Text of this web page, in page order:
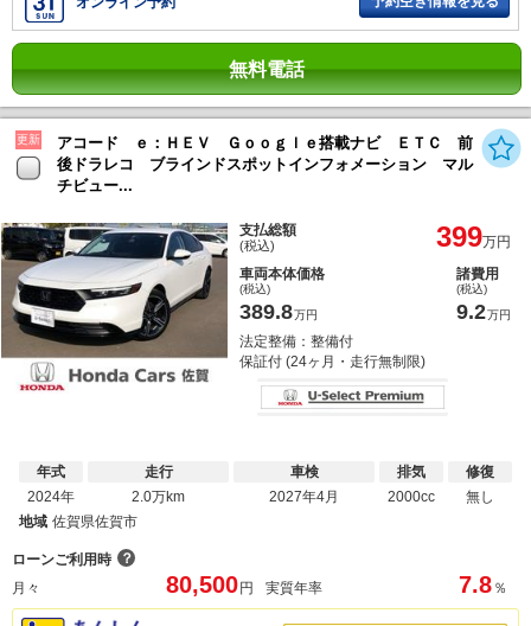
無料電話
更新
アコード ｅ：ＨＥＶ Ｇｏｏｇｌｅ搭載ナビ ＥＴＣ 前
後ドラレコ ブラインドスポットインフォメーション マル
チビュー...
支払総額
(税込) 399万円
車両本体価格
(税込)
389.8万円
諸費用
(税込)
9.2万円
法定整備：整備付
保証付 (24ヶ月・走行無制限)
年式
2024年
走行
2.0万km
車検
2027年4月
排気
2000cc
修復
無し
地域 佐賀県佐賀市
ローンご利用時 ？
月々
80,500円 実質年率 7.8 ％